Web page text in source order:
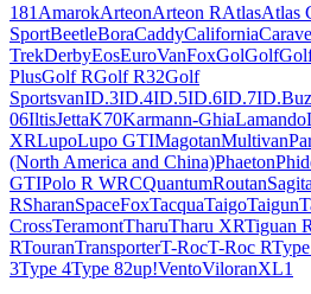
181 AmarokArteonArteon RAtlasAtlas
SportBeetleBoraCaddyCalifornia
TrekDerbyEosEuroVanFoxGolGolf
PlusGolf RGolf R32Golf
SportsvanID.3ID.4ID.5ID.6ID.7
06IltisJettaK70Karmann-GhiaLamando
XRLupoLupo GTIMagotanMultivan
(North America and China)Phaeton
GTIPolo R WRCQuantumRoutan
RSharanSpaceFoxTacquaTaigoTaigun
CrossTeramontTharuTharu XRTiguan R
RTouranTransporterT-RocT-Roc RType
3Type 4Type 82up!VentoViloranXL1